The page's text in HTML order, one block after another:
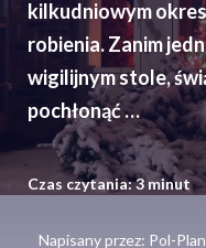
kilkudniowym
robienia. Zanim
wigilijnym stole,
pochłonąć …
Czas czytania:3 minut
Napisany przez: Pol-